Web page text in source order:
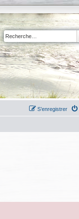
S’enregistrer